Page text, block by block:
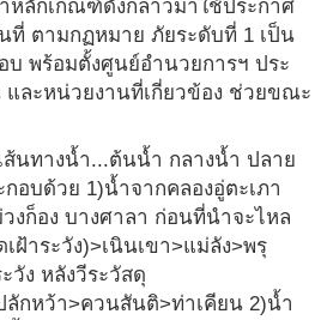
หลักเกณฑ์ดังกล่าวมาใช้ประกาศ
ที่ ตามกฏหมาย ภัยระดับที่ 1 เป็น
พร้อมตั้งศูนย์อำนวยการฯ ประ
ละหน่วยงานที่เกี่ยวข้อง ช่วยขณะ
ส้นทางน้ำ...ต้นน้ำ กลางน้ำ ปลาย
อบด้วย 1)น้ำจากคลองอู่ตะเภา
งก็อง บางศาลา ก่อนที่นำจะไหล
าระวัง)>เนินเขา>แม่ลัง>พรุ
วัง หลังวีระวัสดุ
ลักหว้า>ควนสันติ>ท่าเคียน 2)น้ำ